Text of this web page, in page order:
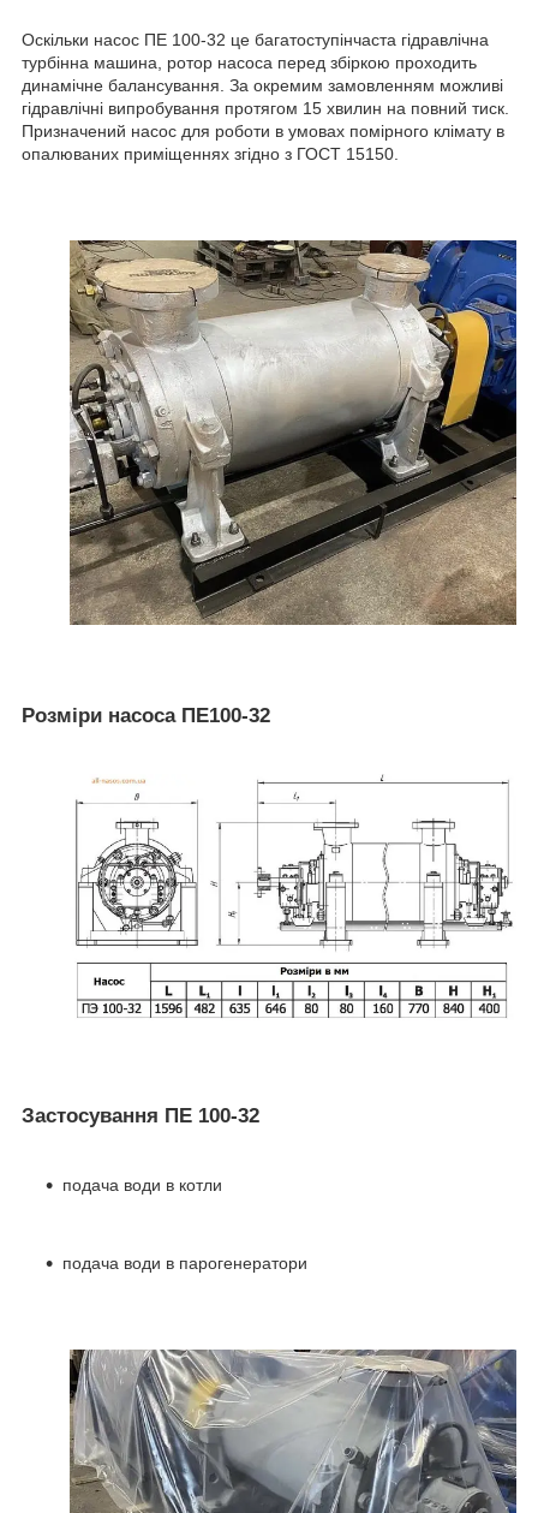
Оскільки насос ПЕ 100-32 це багатоступінчаста гідравлічна
турбінна машина, ротор насоса перед збіркою проходить
динамічне балансування. За окремим замовленням можливі
гідравлічні випробування протягом 15 хвилин на повний тиск.
Призначений насос для роботи в умовах помірного клімату в
опалюваних приміщеннях згідно з ГОСТ 15150.
Розміри насоса ПЕ100-32
Застосування ПЕ 100-32
подача води в котли
подача води в парогенератори